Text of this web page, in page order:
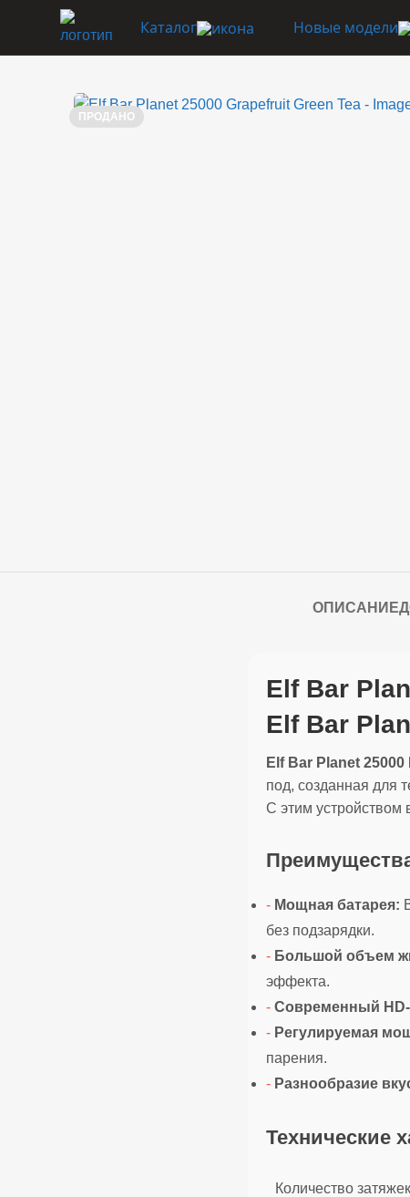
Каталог Новые модели
ПРОДАНО
ОПИСАНИЕ
Elf Bar
Elf Bar
Elf Bar Planet
под, созданная для
С этим устройством
- Мощная батарея:
без подзарядки.
- Большой объем
эффекта.
- Современный
- Регулируемая
парения.
- Разнообразие
Технические
Количество